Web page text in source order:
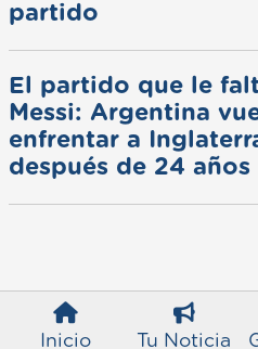
Inicio Tu Noticia
partido
El partido que le
Messi: Argentina
enfrentar a
después de 24 años